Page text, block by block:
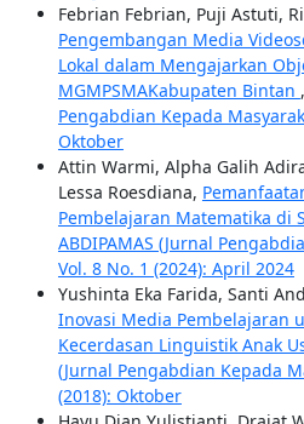
Febrian Febrian, Puji Astuti,
Pengembangan Media
Lokal dalam Mengajarkan
MGMPSMAKabupaten Bintan ,
Pengabdian Kepada
Oktober
Attin Warmi, Alpha Galih
Lessa Roesdiana,
Pembelajaran Matematika di
ABDIPAMAS (Jurnal
Vol. 8 No. 1 (2024): April 2024
Yushinta Eka Farida, Santi
Inovasi Media Pembelajaran
Kecerdasan Linguistik Anak
(Jurnal Pengabdian Kepada
(2018): Oktober